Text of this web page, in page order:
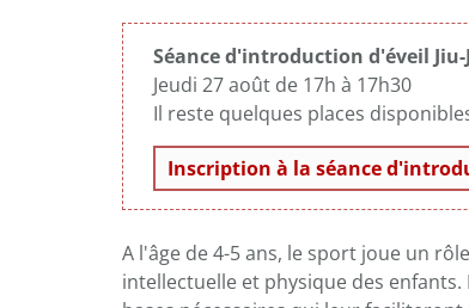
Séance d'introduction d'éveil
Jeudi 27 août de 17h à 17h30
Il reste quelques places
Inscription à la séance
A l'âge de 4-5 ans, le sport joue un
intellectuelle et physique des